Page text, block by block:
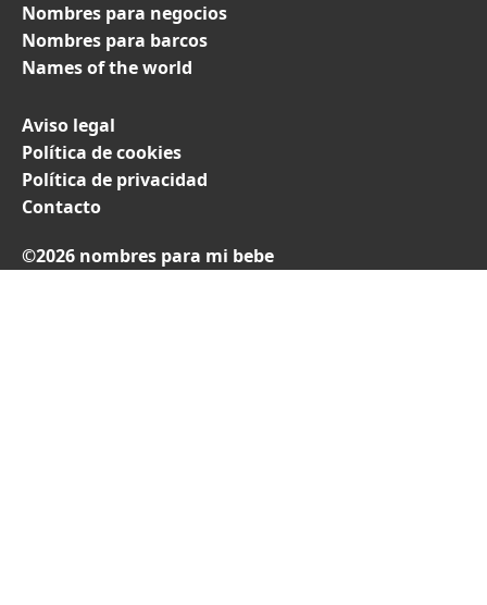
Nombres para negocios
Nombres para barcos
Names of the world
Aviso legal
Política de cookies
Política de privacidad
Contacto
©2026 nombres para mi bebe